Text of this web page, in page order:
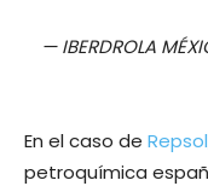
— IBERDROLA
En el caso de
petroquímica